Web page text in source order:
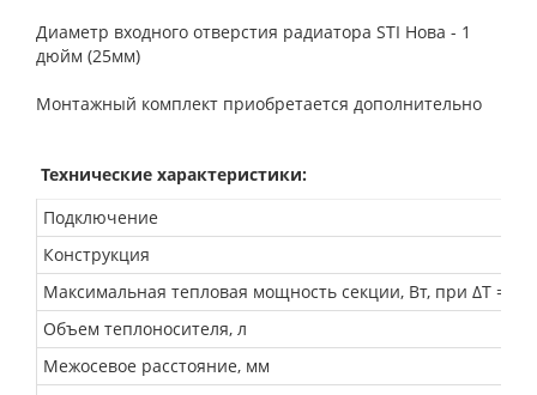
Диаметр входного отверстия радиатора STI Нова - 1
дюйм (25мм)
Монтажный комплект приобретается дополнительно
Технические характеристики:
Подключение
Конструкция
Максимальная тепловая мощность секции, Вт, при ΔТ = 70
Объем теплоносителя, л
Межосевое расстояние, мм